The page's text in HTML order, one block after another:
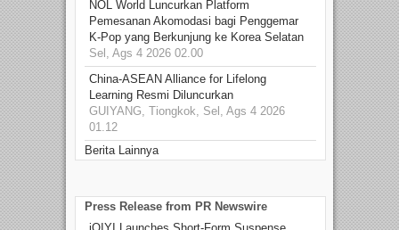
NOL World Luncurkan Platform
Pemesanan Akomodasi bagi Penggemar
K-Pop yang Berkunjung ke Korea Selatan
Sel, Ags 4 2026 02.00
China-ASEAN Alliance for Lifelong
Learning Resmi Diluncurkan
GUIYANG, Tiongkok, Sel, Ags 4 2026
01.12
Berita Lainnya
Press Release from PR Newswire